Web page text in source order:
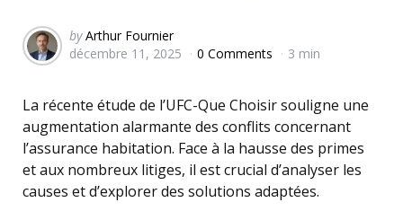
Posted
by
by Arthur Fournier
décembre 11, 2025
0 Comments 3 min
La récente étude de l’UFC-Que Choisir souligne une
augmentation alarmante des conflits concernant
l’assurance habitation. Face à la hausse des primes
et aux nombreux litiges, il est crucial d’analyser les
causes et d’explorer des solutions adaptées.